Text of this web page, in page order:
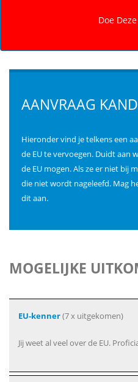
AANVRAAG
Hieronder vind je telkens een
de EU te vervoegen. Duidt aan
de EU mogen. Als ze er niet bij
die niet wordt nageleefd. Mag
dit aan.
MOGELIJKE
EU-kenner(7 x uitgekomen)
Jij weet al veel over de EU.